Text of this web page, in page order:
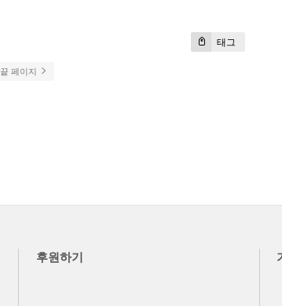
태그
끝 페이지
후원하기